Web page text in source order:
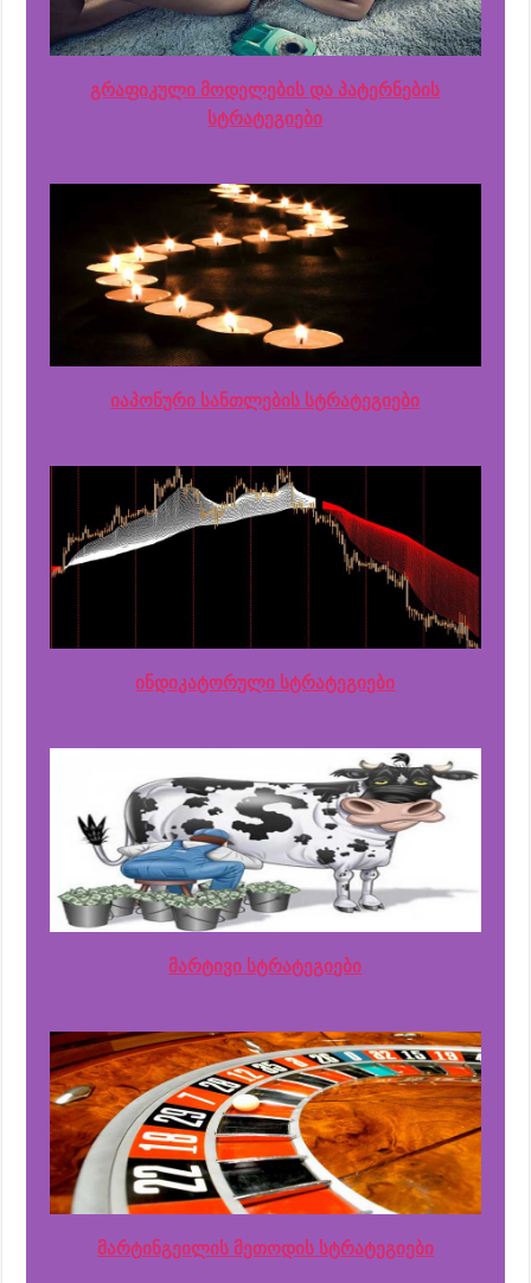
გრაფიკული მოდელების და პატერნების
სტრატეგიები
იაპონური სანთლების სტრატეგიები
ინდიკატორული სტრატეგიები
მარტივი სტრატეგიები
მარტინგეილის მეთოდის სტრატეგიები